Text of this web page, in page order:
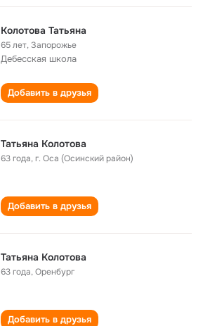
Колотова Татьяна
65 лет,Запорожье
Дебесская школа
Добавить в друзья
Татьяна Колотова
63 года,г. Оса (Осинский район)
Добавить в друзья
Татьяна Колотова
63 года,Оренбург
Добавить в друзья